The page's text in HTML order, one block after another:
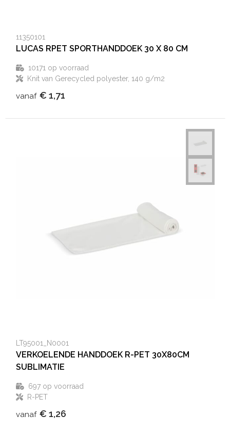
11350101
LUCAS RPET SPORTHANDDOEK 30 X 80 CM
10171 op voorraad
Knit van Gerecycled polyester, 140 g/m2
vanaf € 1,71
LT95001_N0001
VERKOELENDE HANDDOEK R-PET 30X80CM
SUBLIMATIE
697op voorraad
R-PET
vanaf € 1,26